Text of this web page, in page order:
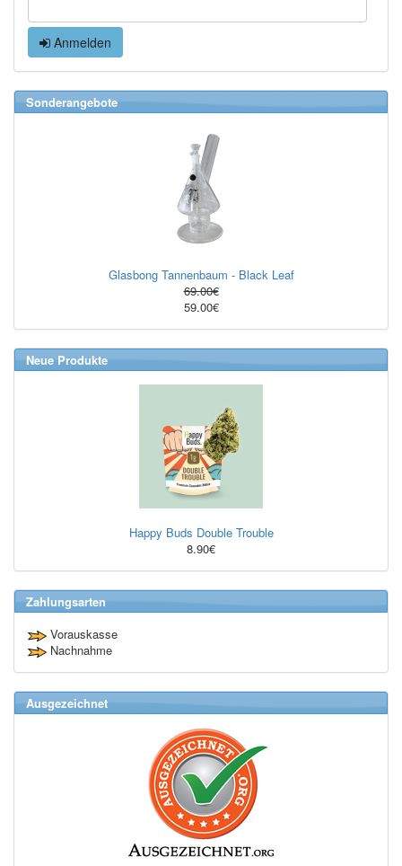
Anmelden
Sonderangebote
Glasbong Tannenbaum - Black Leaf
69.00€
59.00€
Neue Produkte
Happy Buds Double Trouble
8.90€
Zahlungsarten
Vorauskasse
Nachnahme
Ausgezeichnet